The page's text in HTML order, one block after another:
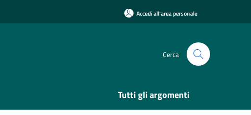
Accedi all'area personale
Cerca
Tutti gli argomenti